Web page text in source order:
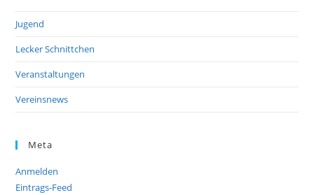
Jugend
Lecker Schnittchen
Veranstaltungen
Vereinsnews
Meta
Anmelden
Eintrags-Feed